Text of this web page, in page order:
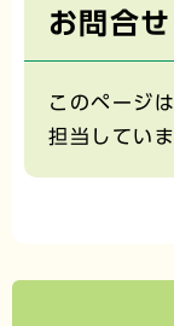
お問合せ
このページは
担当していま